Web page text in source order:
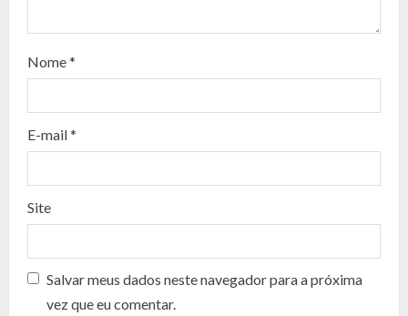
a
d
n
g
Nome*
E-mail*
Site
Salvar meus dados neste navegador para a próxima
vez que eu comentar.